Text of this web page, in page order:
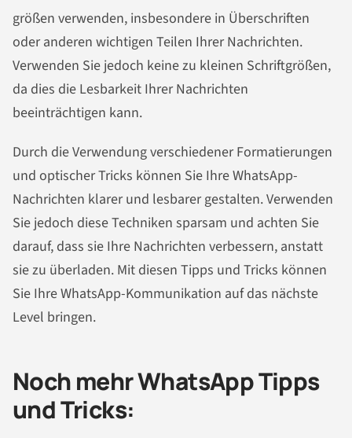
größen verwenden, insbesondere in Überschriften
oder anderen wichtigen Teilen Ihrer Nachrichten.
Verwenden Sie jedoch keine zu kleinen Schriftgrößen,
da dies die Lesbarkeit Ihrer Nachrichten
beeinträchtigen kann.
Durch die Verwendung verschiedener Formatierungen
und optischer Tricks können Sie Ihre WhatsApp-
Nachrichten klarer und lesbarer gestalten. Verwenden
Sie jedoch diese Techniken sparsam und achten Sie
darauf, dass sie Ihre Nachrichten verbessern, anstatt
sie zu überladen. Mit diesen Tipps und Tricks können
Sie Ihre WhatsApp-Kommunikation auf das nächste
Level bringen.
Noch mehr WhatsApp Tipps
und Tricks: